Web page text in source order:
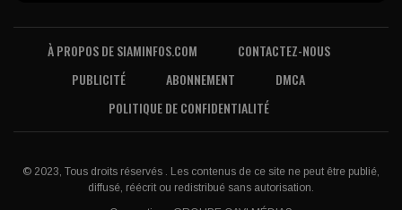
À PROPOS DE SIAMINFOS.COM
CONTACTEZ-NOUS
PUBLICITÉ
ABONNEMENT
DMCA
POLITIQUE DE CONFIDENTIALITÉ
© 2023, Tous droits réservés . Les contenus de ce site ne peut être publié,
diffusé, réécrit ou redistribué sans autorisation.